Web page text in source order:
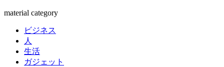
material category
ビジネス
人
生活
ガジェット